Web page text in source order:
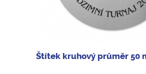
Štítek kruhový průměr 50